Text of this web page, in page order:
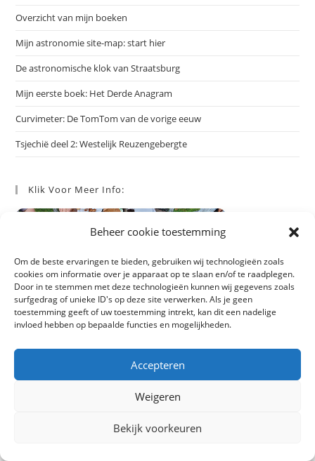
Beheer cookie toestemming
Om de beste ervaringen te bieden, gebruiken wij technologieën zoals
cookies om informatie over je apparaat op te slaan en/of te raadplegen.
Door in te stemmen met deze technologieën kunnen wij gegevens zoals
surfgedrag of unieke ID's op deze site verwerken. Als je geen
toestemming geeft of uw toestemming intrekt, kan dit een nadelige
invloed hebben op bepaalde functies en mogelijkheden.
Accepteren
Weigeren
Bekijk voorkeuren
Overzicht van mijn boeken
Mijn astronomie site-map: start hier
De astronomische klok van Straatsburg
Mijn eerste boek: Het Derde Anagram
Curvimeter: De TomTom van de vorige eeuw
Tsjechië deel 2: Westelijk Reuzengebergte
Klik Voor Meer Info: